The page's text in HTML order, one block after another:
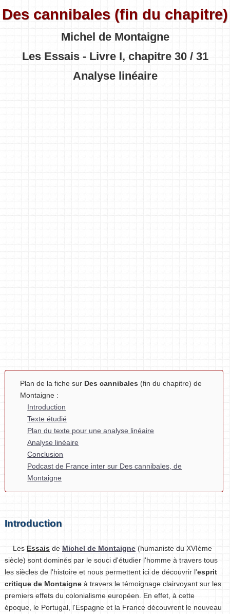
Des cannibales (fin du chapitre)
Michel de Montaigne
Les Essais - Livre I, chapitre 30 / 31
Analyse linéaire
Plan de la fiche sur Des cannibales (fin du chapitre) de
Montaigne :
Introduction
Texte étudié
Plan du texte pour une analyse linéaire
Analyse linéaire
Conclusion
Podcast de France inter sur Des cannibales, de
Montaigne
Introduction
Les Essais de Michel de Montaigne (humaniste du XVIème
siècle) sont dominés par le souci d'étudier l'homme à travers tous
les siècles de l'histoire et nous permettent ici de découvrir l'esprit
critique de Montaigne à travers le témoignage clairvoyant sur les
premiers effets du colonialisme européen. En effet, à cette
époque, le Portugal, l'Espagne et la France découvrent le nouveau